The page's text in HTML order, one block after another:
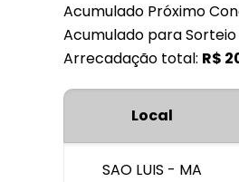
Acumulado Próximo
Acumulado para
Arrecadação total: R$
Local
SAO LUIS - MA